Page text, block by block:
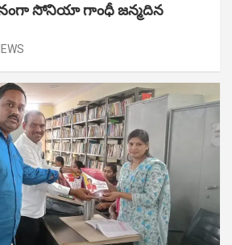
సోనియా గాంధీ జ‌న్మ‌దిన